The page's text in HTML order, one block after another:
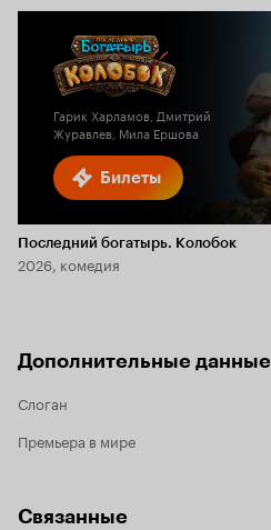
Билеты
Гарик Харламов, Дмитрий
Журавлев, Мила Ершова
Последний богатырь. Колобок
2026, комедия
Дополнительные данные
Слоган
Премьера в мире
Связанные